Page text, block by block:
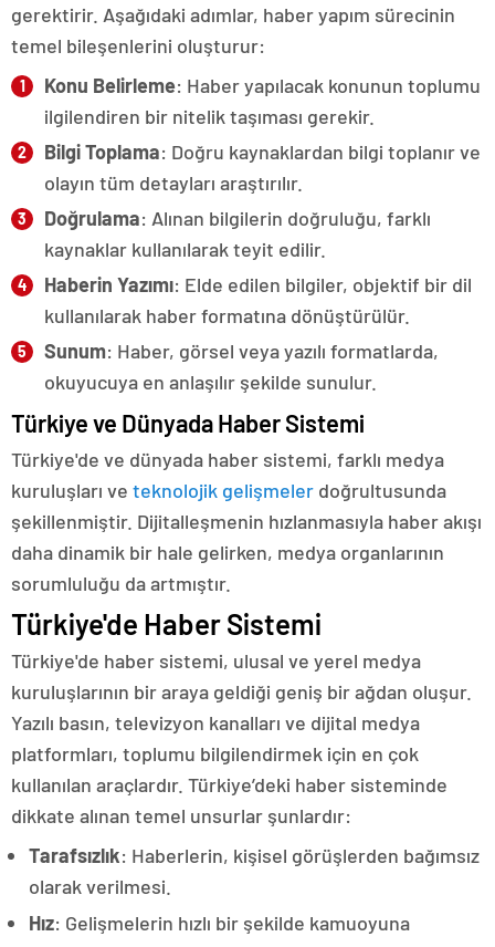
gerektirir. Aşağıdaki adımlar, haber yapım sürecinin
temel bileşenlerini oluşturur:
Konu Belirleme: Haber yapılacak konunun toplumu
ilgilendiren bir nitelik taşıması gerekir.
Bilgi Toplama: Doğru kaynaklardan bilgi toplanır ve
olayın tüm detayları araştırılır.
Doğrulama: Alınan bilgilerin doğruluğu, farklı
kaynaklar kullanılarak teyit edilir.
Haberin Yazımı: Elde edilen bilgiler, objektif bir dil
kullanılarak haber formatına dönüştürülür.
Sunum: Haber, görsel veya yazılı formatlarda,
okuyucuya en anlaşılır şekilde sunulur.
Türkiye ve Dünyada Haber Sistemi
Türkiye'de ve dünyada haber sistemi, farklı medya
kuruluşları ve teknolojik gelişmeler doğrultusunda
şekillenmiştir. Dijitalleşmenin hızlanmasıyla haber akışı
daha dinamik bir hale gelirken, medya organlarının
sorumluluğu da artmıştır.
Türkiye'de Haber Sistemi
Türkiye'de haber sistemi, ulusal ve yerel medya
kuruluşlarının bir araya geldiği geniş bir ağdan oluşur.
Yazılı basın, televizyon kanalları ve dijital medya
platformları, toplumu bilgilendirmek için en çok
kullanılan araçlardır. Türkiye’deki haber sisteminde
dikkate alınan temel unsurlar şunlardır:
Tarafsızlık: Haberlerin, kişisel görüşlerden bağımsız
olarak verilmesi.
Hız: Gelişmelerin hızlı bir şekilde kamuoyuna